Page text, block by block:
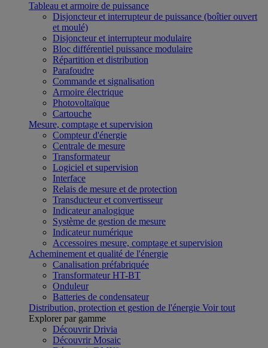
Tableau et armoire de puissance
Disjoncteur et interrupteur de puissance (boîtier ouvert
et moulé)
Disjoncteur et interrupteur modulaire
Bloc différentiel puissance modulaire
Répartition et distribution
Parafoudre
Commande et signalisation
Armoire électrique
Photovoltaïque
Cartouche
Mesure, comptage et supervision
Compteur d'énergie
Centrale de mesure
Transformateur
Logiciel et supervision
Interface
Relais de mesure et de protection
Transducteur et convertisseur
Indicateur analogique
Système de gestion de mesure
Indicateur numérique
Accessoires mesure, comptage et supervision
Acheminement et qualité de l'énergie
Canalisation préfabriquée
Transformateur HT-BT
Onduleur
Batteries de condensateur
Distribution, protection et gestion de l'énergie Voir tout
Explorer par gamme
Découvrir Drivia
Découvrir Mosaic